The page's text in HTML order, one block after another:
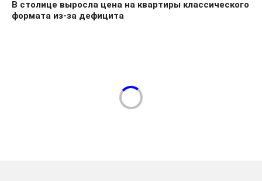
В столице выросла цена на квартиры классического
формата из-за дефицита